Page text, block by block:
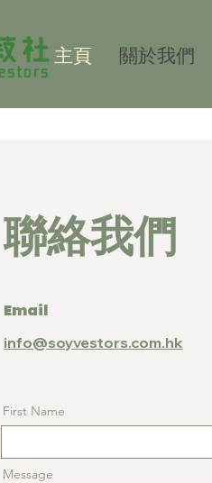
主頁 關於我們
聯絡我們
Email
info@soyvestors.com.hk
First Name
Message